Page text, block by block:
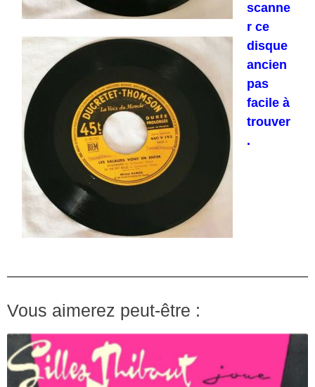
scanne
r ce
disque
ancien
pas
facile à
trouver
.
Vous aimerez peut-être :